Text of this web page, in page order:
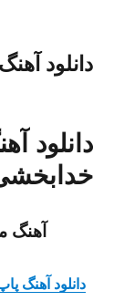
دانلود
دانلود
خدابخشی
آهنگ
دانلود آهنگ